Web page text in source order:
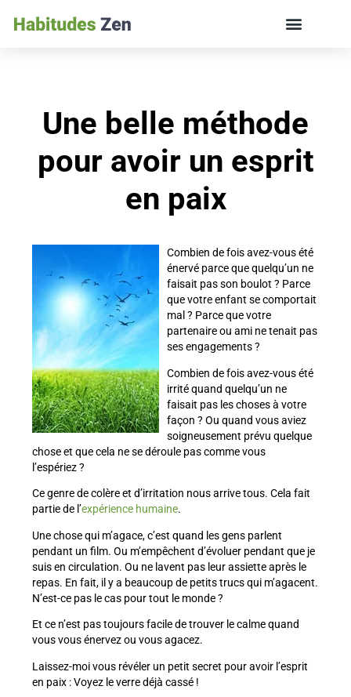
Une belle méthode
pour avoir un esprit
en paix
Combien de fois avez-vous été
énervé parce que quelqu’un ne
faisait pas son boulot ? Parce
que votre enfant se comportait
mal ? Parce que votre
partenaire ou ami ne tenait pas
ses engagements ?
Combien de fois avez-vous été
irrité quand quelqu’un ne
faisait pas les choses à votre
façon ? Ou quand vous aviez
soigneusement prévu quelque
chose et que cela ne se déroule pas comme vous
l’espériez ?
Ce genre de colère et d’irritation nous arrive tous. Cela fait
partie de l’expérience humaine.
Une chose qui m’agace, c’est quand les gens parlent
pendant un film. Ou m’empêchent d’évoluer pendant que je
suis en circulation. Ou ne lavent pas leur assiette après le
repas. En fait, il y a beaucoup de petits trucs qui m’agacent.
N’est-ce pas le cas pour tout le monde ?
Et ce n’est pas toujours facile de trouver le calme quand
vous vous énervez ou vous agacez.
Laissez-moi vous révéler un petit secret pour avoir l’esprit
en paix : Voyez le verre déjà cassé !